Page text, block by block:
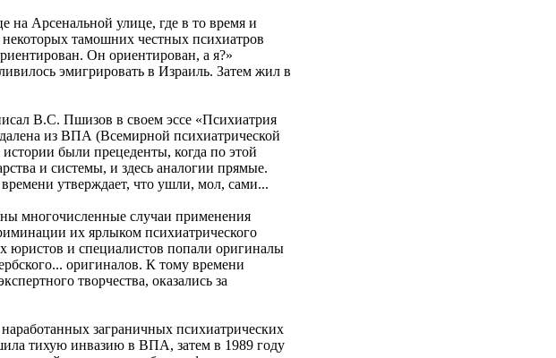
на Арсенальной улице, где в то время и
тамошних честных психиатров
Он ориентирован, а я?»
эмигрировать в Израиль. Затем жил в
В.С. Пшизов в своем эссе «Психиатрия
из ВПА (Всемирной психиатрической
были прецеденты, когда по этой
и системы, и здесь аналогии прямые.
утверждает, что ушли, мол, сами...
многочисленные случаи применения
их ярлыком психиатрического
юристов и специалистов попали оригиналы
оригиналов. К тому времени
творчества, оказались за
заграничных психиатрических
тихую инвазию в ВПА, затем в 1989 году